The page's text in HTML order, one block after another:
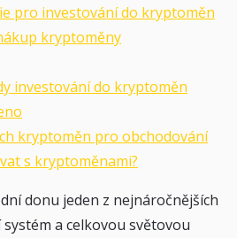
pro investování do kryptoměn
kryptoměny
investování do kryptoměn
kryptoměn pro obchodování
s kryptoměnami?
donu jeden z nejnáročnějších
a celkovou světovou